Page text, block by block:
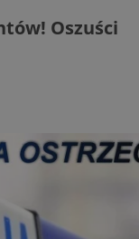
Oszuści